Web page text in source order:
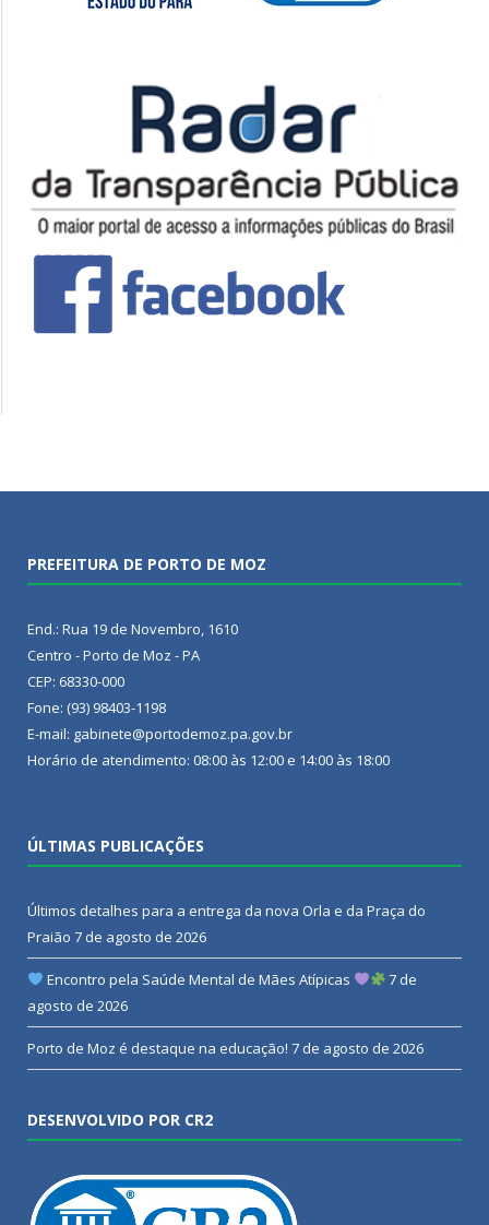
PREFEITURA DE PORTO DE MOZ
End.: Rua 19 de Novembro, 1610
Centro - Porto de Moz - PA
CEP: 68330-000
Fone: (93) 98403-1198
E-mail: gabinete@portodemoz.pa.gov.br
Horário de atendimento: 08:00 às 12:00 e 14:00 às 18:00
ÚLTIMAS PUBLICAÇÕES
Últimos detalhes para a entrega da nova Orla e da Praça do
Praião 7 de agosto de 2026
Encontro pela Saúde Mental de Mães Atípicas
7 de
agosto de 2026
Porto de Moz é destaque na educação! 7 de agosto de 2026
DESENVOLVIDO POR CR2